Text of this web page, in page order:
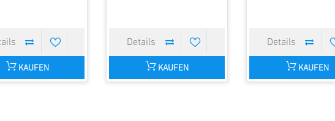
KAUFEN KAUFEN KAUFEN